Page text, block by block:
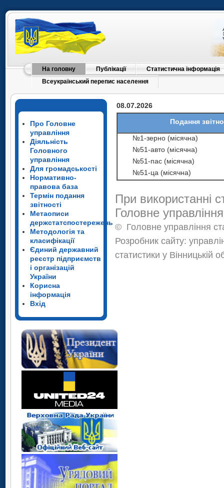
На головну Публікації
Статистична інформація
Всеукраїнський перепис населення
Про Головне
управління
Діяльність
Головного
управління
Для громадськості
Нормативно-
правова база
Термін подання
звітності
Метаописи
держстатспостережень
Методологія та
класифікації
Єдиний державний
реєстр підприємств
і організацій
України
Корисна
інформація
Вхід
08.07.2026
Подання
№1-зерно (місячна)
№51-авто (місячна)
№51-пас (місячна)
№51-ца (місячна)
При використанні
Головне
© Головне управління
Розробник сайту:
статистики у Вінницькій